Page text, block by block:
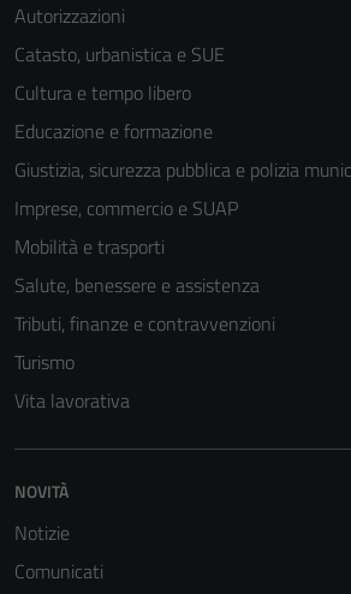
Autorizzazioni
Catasto, urbanistica e SUE
Cultura e tempo libero
Educazione e formazione
Giustizia, sicurezza pubblica e polizia
Imprese, commercio e SUAP
Mobilità e trasporti
Salute, benessere e assistenza
Tributi, finanze e contravvenzioni
Turismo
Vita lavorativa
NOVITÀ
Notizie
Comunicati
del